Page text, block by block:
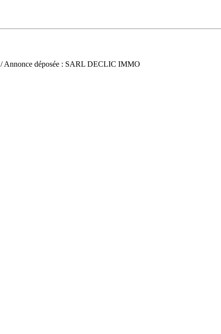
/ Annonce déposée : SARL DECLIC IMMO